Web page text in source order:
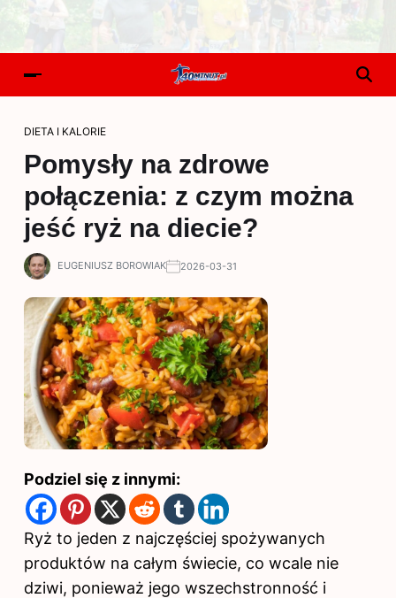
DIETA I KALORIE
Pomysły na zdrowe
połączenia: z czym można
jeść ryż na diecie?
EUGENIUSZ BOROWIAK 2026-03-31
Podziel się z innymi:
Ryż to jeden z najczęściej spożywanych
produktów na całym świecie, co wcale nie
dziwi, ponieważ jego wszechstronność i